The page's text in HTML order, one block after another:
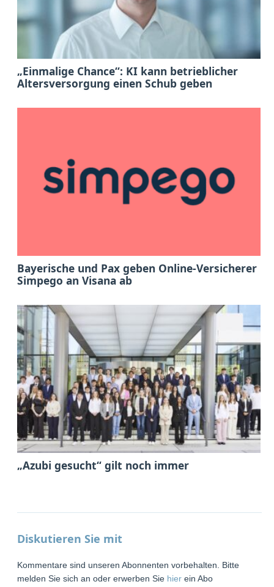
„Einmalige Chance“: KI kann betrieblicher
Altersversorgung einen Schub geben
Bayerische und Pax geben Online-Versicherer
Simpego an Visana ab
„Azubi gesucht“ gilt noch immer
Diskutieren Sie mit
Kommentare sind unseren Abonnenten vorbehalten. Bitte
melden Sie sich an oder erwerben Sie hier ein Abo